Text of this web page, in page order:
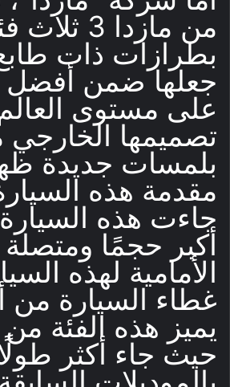
من مازدا 3
بطرازات ذات
جعلها ضمن أفضل
على مستوى
تصميمها الخارجي
بلمسات جديدة
مقدمة هذه
جاءت هذه
أكبر حجمًا ومتصلة
الأمامية لهذه
غطاء السيارة من
يميز هذه الفئة من
حيث جاء أكثر